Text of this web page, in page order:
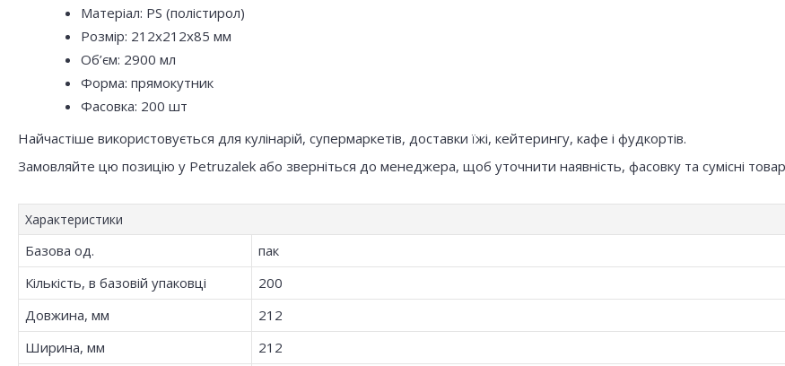
Матеріал: PS (полістирол)
Розмір: 212x212x85 мм
Об’єм: 2900 мл
Форма: прямокутник
Фасовка: 200 шт
Найчастіше використовується для кулінарій, супермаркетів, доставки їжі, кейтерингу, кафе і фудкортів.
Замовляйте цю позицію у Petruzalek або зверніться до менеджера, щоб уточнити наявність, фасовку та сумісні
Характеристики
Базова од.
пак
Кількість, в базовій упаковці
200
Довжина, мм
212
Ширина, мм
212